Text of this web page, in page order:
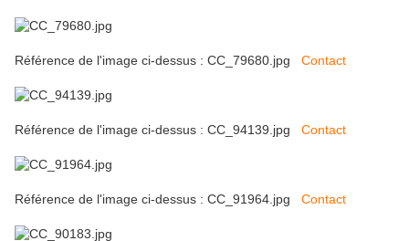
Référence de l'image ci-dessus : CC_79680.jpg Contact
Référence de l'image ci-dessus : CC_94139.jpg Contact
Référence de l'image ci-dessus : CC_91964.jpg Contact